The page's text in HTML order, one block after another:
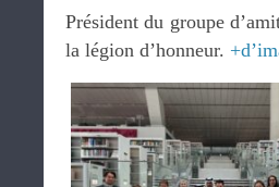
Président du groupe
la légion d’honneur.